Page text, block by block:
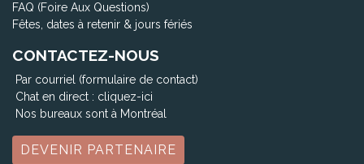
FAQ (Foire Aux Questions)
Fêtes, dates à retenir & jours fériés
CONTACTEZ-NOUS
Par courriel (formulaire de contact)
Chat en direct : cliquez-ici
Nos bureaux sont à Montréal
DEVENIR PARTENAIRE